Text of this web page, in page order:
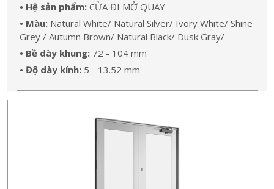
• Hệ sản phẩm: CỬA ĐI MỞ QUAY
• Màu:Natural White/ Natural Silver/ Ivory White/ Shine
Grey / Autumn Brown/ Natural Black/ Dusk Gray/
• Bề dày khung:72 - 104 mm
• Độ dày kính:5 - 13.52 mm